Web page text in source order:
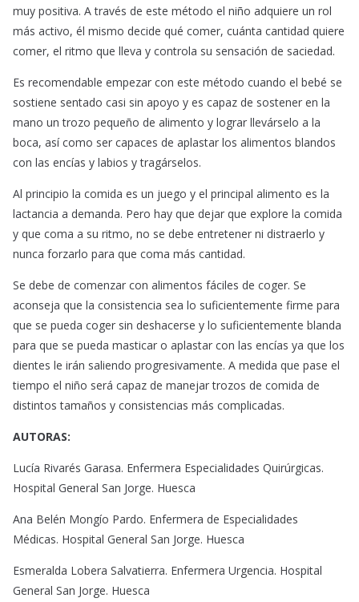
muy positiva. A través de este método el niño adquiere un rol
más activo, él mismo decide qué comer, cuánta cantidad quiere
comer, el ritmo que lleva y controla su sensación de saciedad.
Es recomendable empezar con este método cuando el bebé se
sostiene sentado casi sin apoyo y es capaz de sostener en la
mano un trozo pequeño de alimento y lograr llevárselo a la
boca, así como ser capaces de aplastar los alimentos blandos
con las encías y labios y tragárselos.
Al principio la comida es un juego y el principal alimento es la
lactancia a demanda. Pero hay que dejar que explore la comida
y que coma a su ritmo, no se debe entretener ni distraerlo y
nunca forzarlo para que coma más cantidad.
Se debe de comenzar con alimentos fáciles de coger. Se
aconseja que la consistencia sea lo suficientemente firme para
que se pueda coger sin deshacerse y lo suficientemente blanda
para que se pueda masticar o aplastar con las encías ya que los
dientes le irán saliendo progresivamente. A medida que pase el
tiempo el niño será capaz de manejar trozos de comida de
distintos tamaños y consistencias más complicadas.
AUTORAS:
Lucía Rivarés Garasa. Enfermera Especialidades Quirúrgicas.
Hospital General San Jorge. Huesca
Ana Belén Mongío Pardo. Enfermera de Especialidades
Médicas. Hospital General San Jorge. Huesca
Esmeralda Lobera Salvatierra. Enfermera Urgencia. Hospital
General San Jorge. Huesca